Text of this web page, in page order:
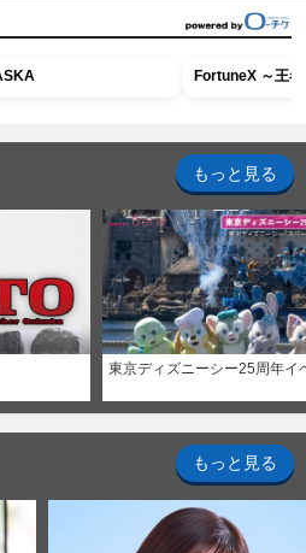
FortuneX ～王
もっと見る
東京ディズニーシー25周年イ
もっと見る